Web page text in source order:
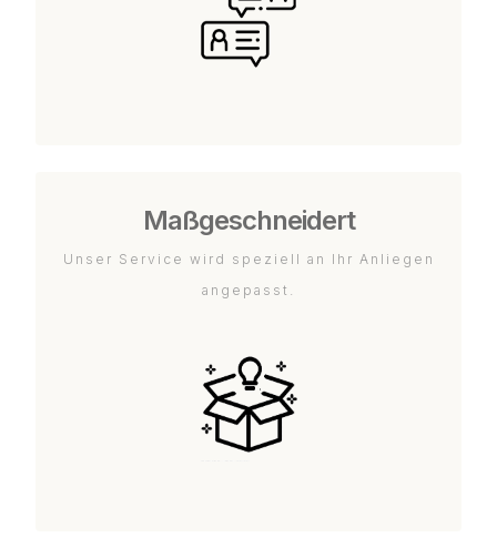
Maßgeschneidert
Unser Service wird speziell an Ihr Anliegen
angepasst.